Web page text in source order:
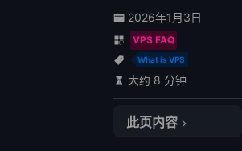
2026年1月3日
VPS FAQ
What is VPS
大约 8 分钟
此页内容